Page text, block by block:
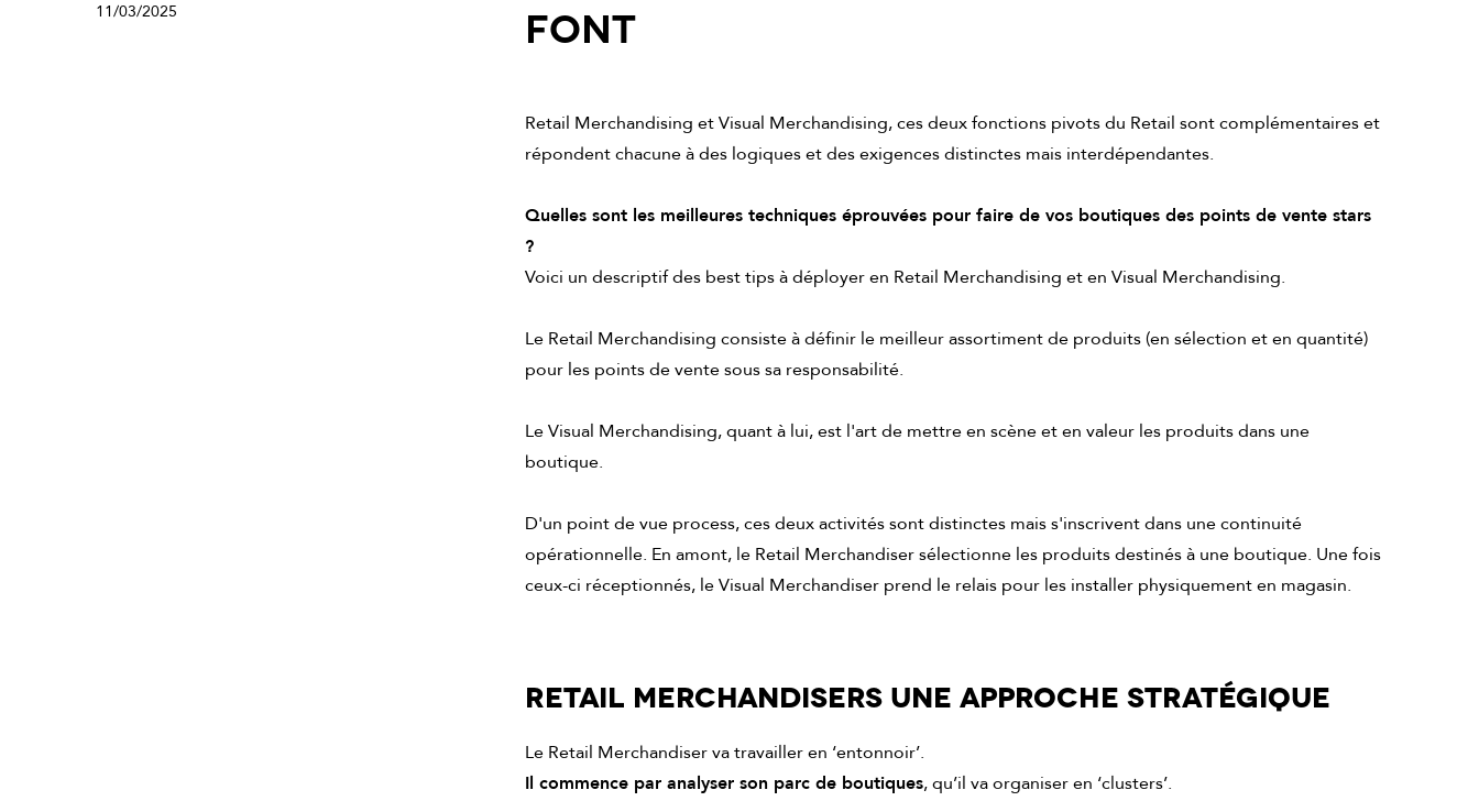
11/03/2025
font
Retail Merchandising et Visual Merchandising, ces deux fonctions pivots du Retail sont complémentaires et
répondent chacune à des logiques et des exigences distinctes mais interdépendantes.
Quelles sont les meilleures techniques éprouvées pour faire de vos boutiques des points de vente stars
?
Voici un descriptif des best tips à déployer en Retail Merchandising et en Visual Merchandising.
Le Retail Merchandising consiste à définir le meilleur assortiment de produits (en sélection et en quantité)
pour les points de vente sous sa responsabilité.
Le Visual Merchandising, quant à lui, est l'art de mettre en scène et en valeur les produits dans une
boutique.
D'un point de vue process, ces deux activités sont distinctes mais s'inscrivent dans une continuité
opérationnelle. En amont, le Retail Merchandiser sélectionne les produits destinés à une boutique. Une fois
ceux-ci réceptionnés, le Visual Merchandiser prend le relais pour les installer physiquement en magasin.
RETAIL MERCHANDISERS UNE APPROCHE STRATÉGIQUE
Le Retail Merchandiser va travailler en ‘entonnoir’.
Il commence par analyser son parc de boutiques, qu’il va organiser en ‘clusters’.